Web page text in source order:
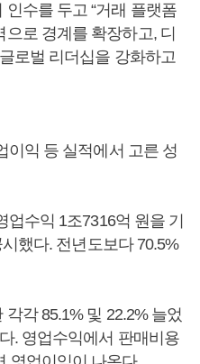
수를 두고 “거래 플랫폼
로 경계를 확장하고, 디
로벌 리더십을 강화하고
이익 등 실적에서 고른 성
수익 1조7316억 원을 기
했다. 전년도보다 70.5%
각 85.1% 및 22.2% 늘었
. 영업수익에서 판매비용